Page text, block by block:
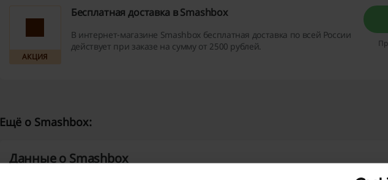
АКЦИЯ
Бесплатная доставка в Smashbox
В интернет-магазине Smashbox бесплатная доставка по всей России
действует при заказе на сумму от 2500 рублей.
Ещё о Smashbox:
Данные о Smashbox